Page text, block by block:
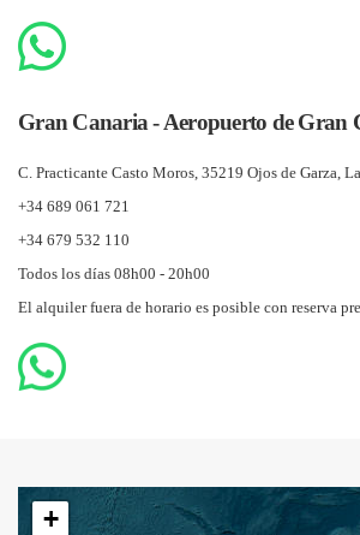
Gran Canaria - Aeropuerto de Gran
C. Practicante Casto Moros, 35219 Ojos de Garza,
+34 689 061 721
+34 679 532 110
Todos los días 08h00 - 20h00
El alquiler fuera de horario es posible con reserva
+